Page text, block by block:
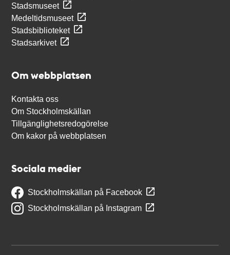
Stadsmuseet
Medeltidsmuseet
Stadsbiblioteket
Stadsarkivet
Om webbplatsen
Kontakta oss
Om Stockholmskällan
Tillgänglighetsredogörelse
Om kakor på webbplatsen
Sociala medier
Stockholmskällan på Facebook
Stockholmskällan på Instagram